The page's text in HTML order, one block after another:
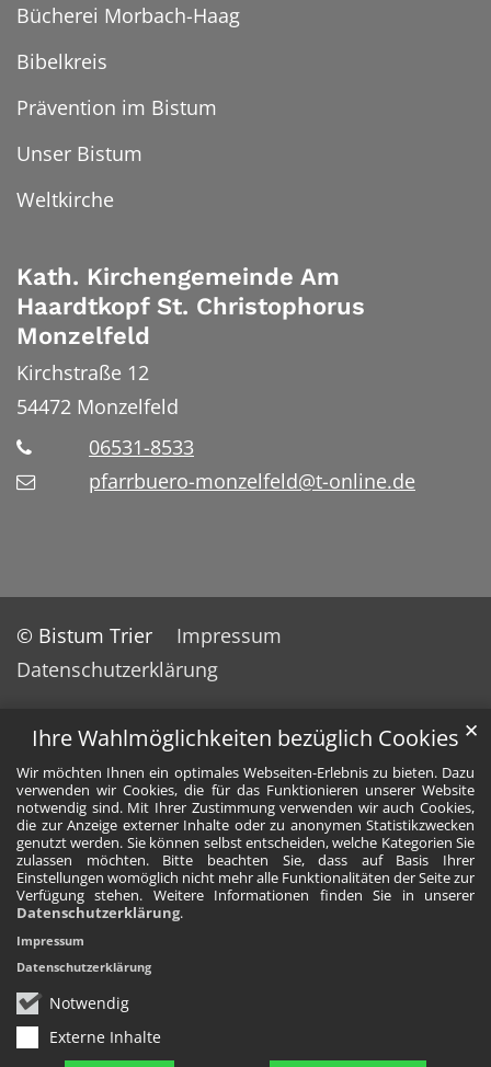
Ihre Wahlmöglichkeiten bezüglich Cookies
Wir möchten Ihnen ein optimales Webseiten-Erlebnis zu bieten. Dazu
verwenden wir Cookies, die für das Funktionieren unserer Website
notwendig sind. Mit Ihrer Zustimmung verwenden wir auch Cookies,
die zur Anzeige externer Inhalte oder zu anonymen Statistikzwecken
genutzt werden. Sie können selbst entscheiden, welche Kategorien Sie
zulassen möchten. Bitte beachten Sie, dass auf Basis Ihrer
Einstellungen womöglich nicht mehr alle Funktionalitäten der Seite zur
Verfügung stehen. Weitere Informationen finden Sie in unserer
Datenschutzerklärung.
Notwendig
Externe Inhalte
✕
Impressum
Datenschutzerklärung
Bücherei Morbach-Haag
Bibelkreis
Prävention im Bistum
Unser Bistum
Weltkirche
Kath. Kirchengemeinde Am
Haardtkopf St. Christophorus
Monzelfeld
Kirchstraße 12
54472 Monzelfeld
06531-8533
pfarrbuero-monzelfeld@t-online.de
© Bistum Trier
Impressum
Datenschutzerklärung